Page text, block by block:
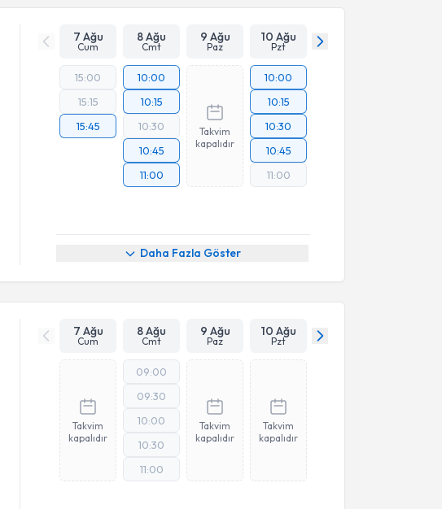
7 Ağu
Cum
8 Ağu
Cmt
9 Ağu
Paz
10 Ağu
Pzt
15:00
15:15
15:45
10:00
10:15
10:30
10:45
11:00
Takvim
kapalıdır
10:00
10:15
10:30
10:45
11:00
Daha Fazla Göster
7 Ağu
Cum
8 Ağu
Cmt
9 Ağu
Paz
10 Ağu
Pzt
Takvim
kapalıdır
09:00
09:30
10:00
10:30
11:00
Takvim
kapalıdır
Takvim
kapalıdır